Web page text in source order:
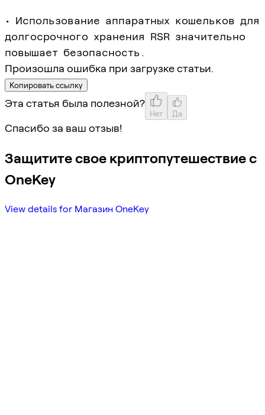
• Использование аппаратных кошельков для
долгосрочного хранения RSR значительно
повышает безопасность.
Произошла ошибка при загрузке статьи.
Копировать ссылку
Эта статья была полезной?
Нет Да
Спасибо за ваш отзыв!
Защитите свое криптопутешествие с
OneKey
View details for Магазин OneKey